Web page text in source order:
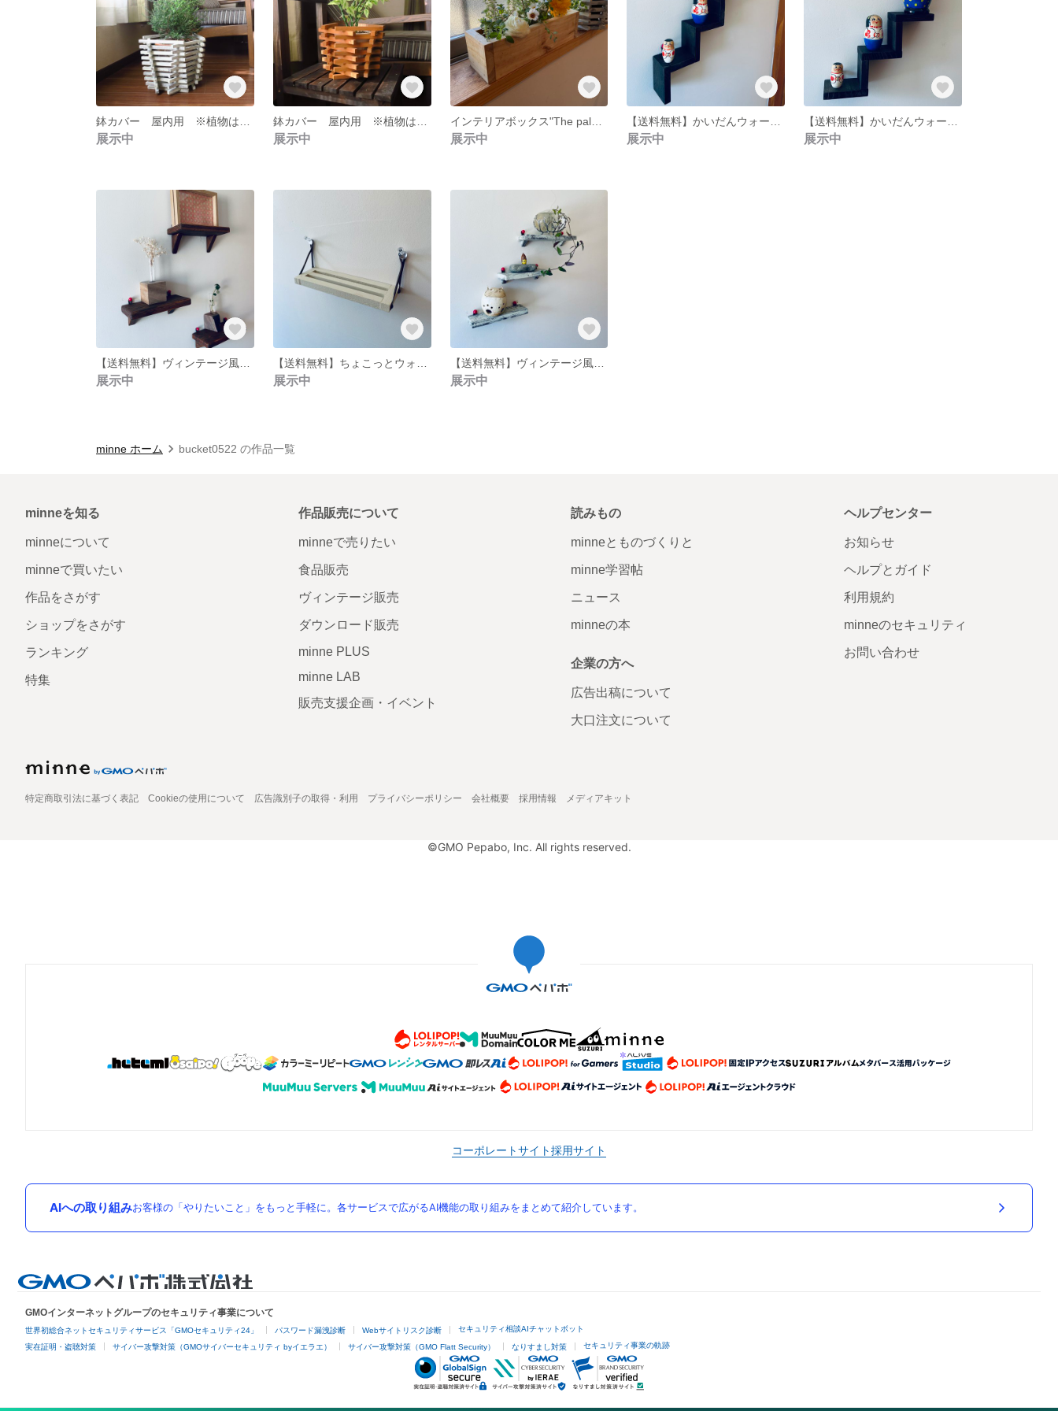
展示中 展示中
インテリアボックス"The palette has transformed ."
展示中 展示中 展示中
展示中 展示中
【送料無料】ヴィンテージ風ウォールシェルフ３点セット
展示中
minne ホーム bucket0522 の作品一覧
minneを知る
minneについて
minneで買いたい
作品をさがす
ショップをさがす
ランキング
特集
作品販売について
minneで売りたい
食品販売
ヴィンテージ販売
ダウンロード販売
minne PLUS
minne LAB
販売支援企画・イベント
読みもの
minneとものづくりと
minne学習帖
ニュース
minneの本
企業の方へ
広告出稿について
大口注文について
ヘルプセンター
お知らせ
ヘルプとガイド
利用規約
minneのセキュリティ
お問い合わせ
特定商取引法に基づく表記 Cookieの使用について 広告識別子の取得・利用 プライバシーポリシー 会社概要 採用情報 メディアキット
©GMO Pepabo, Inc. All rights reserved.
コーポレートサイト採用サイト
AIへの取り組みお客様の「やりたいこと」をもっと手軽に。各サービスで広がるAI機能の取り組みをまとめて紹介しています。
GMOインターネットグループのセキュリティ事業について
世界初総合ネットセキュリティサービス「GMOセキュリティ24」 パスワード漏洩診断 Webサイトリスク診断 セキュリティ相談AIチャットボット
実在証明・盗聴対策 サイバー攻撃対策（GMOサイバーセキュリティ byイエラエ） サイバー攻撃対策（GMO Flatt Security） なりすまし対策 セキュリティ事業の軌跡